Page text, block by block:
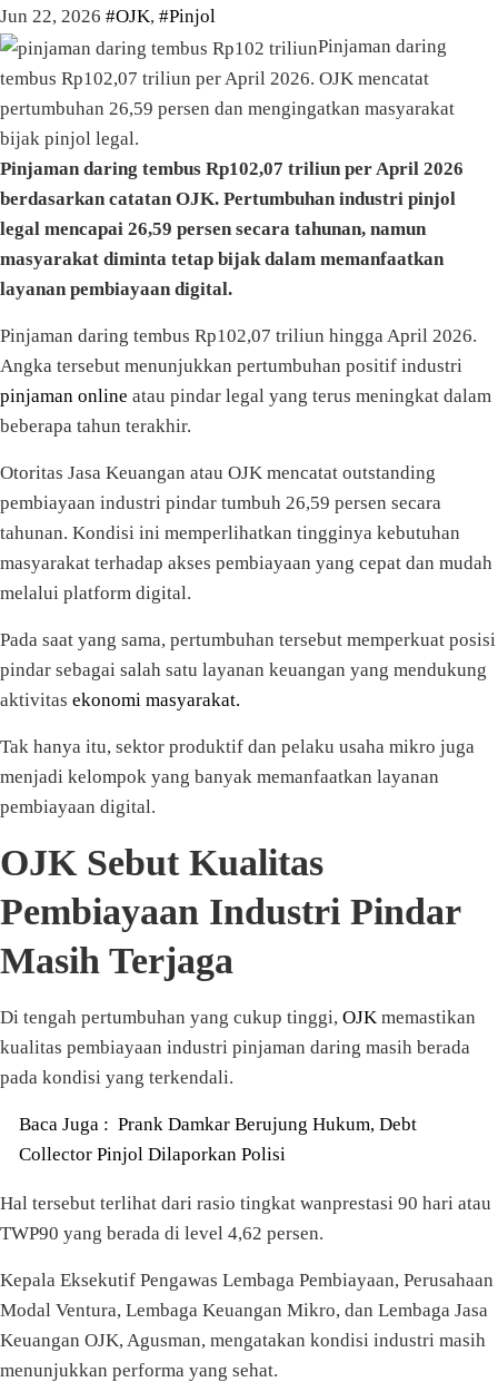
Jun 22, 2026 #OJK, #Pinjol
Pinjaman daring
tembus Rp102,07 triliun per April 2026. OJK mencatat
pertumbuhan 26,59 persen dan mengingatkan masyarakat
bijak pinjol legal.
Pinjaman daring tembus Rp102,07 triliun per April 2026
berdasarkan catatan OJK. Pertumbuhan industri pinjol
legal mencapai 26,59 persen secara tahunan, namun
masyarakat diminta tetap bijak dalam memanfaatkan
layanan pembiayaan digital.
Pinjaman daring tembus Rp102,07 triliun hingga April 2026.
Angka tersebut menunjukkan pertumbuhan positif industri
pinjaman online atau pindar legal yang terus meningkat dalam
beberapa tahun terakhir.
Otoritas Jasa Keuangan atau OJK mencatat outstanding
pembiayaan industri pindar tumbuh 26,59 persen secara
tahunan. Kondisi ini memperlihatkan tingginya kebutuhan
masyarakat terhadap akses pembiayaan yang cepat dan mudah
melalui platform digital.
Pada saat yang sama, pertumbuhan tersebut memperkuat posisi
pindar sebagai salah satu layanan keuangan yang mendukung
aktivitas ekonomi masyarakat.
Tak hanya itu, sektor produktif dan pelaku usaha mikro juga
menjadi kelompok yang banyak memanfaatkan layanan
pembiayaan digital.
OJK Sebut Kualitas
Pembiayaan Industri Pindar
Masih Terjaga
Di tengah pertumbuhan yang cukup tinggi, OJK memastikan
kualitas pembiayaan industri pinjaman daring masih berada
pada kondisi yang terkendali.
Baca Juga : Prank Damkar Berujung Hukum, Debt
Collector Pinjol Dilaporkan Polisi
Hal tersebut terlihat dari rasio tingkat wanprestasi 90 hari atau
TWP90 yang berada di level 4,62 persen.
Kepala Eksekutif Pengawas Lembaga Pembiayaan, Perusahaan
Modal Ventura, Lembaga Keuangan Mikro, dan Lembaga Jasa
Keuangan OJK, Agusman, mengatakan kondisi industri masih
menunjukkan performa yang sehat.